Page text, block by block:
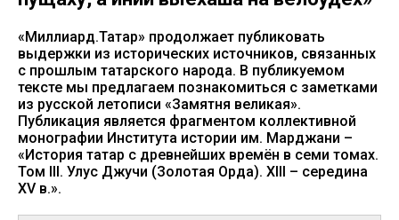
«Миллиард.Татар» продолжает публиковать
выдержки из исторических источников, связанных
с прошлым татарского народа. В публикуемом
тексте мы предлагаем познакомиться с заметками
из русской летописи «Замятня великая».
Публикация является фрагментом коллективной
монографии Института истории им. Марджани –
«История татар с древнейших времён в семи томах.
Том III. Улус Джучи (Золотая Орда). XIII – середина
XV в.».